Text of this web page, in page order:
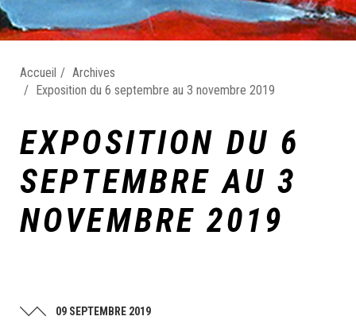
Accueil
Archives
Exposition du 6 septembre au 3 novembre 2019
EXPOSITION DU 6
SEPTEMBRE AU 3
NOVEMBRE 2019
09 SEPTEMBRE 2019